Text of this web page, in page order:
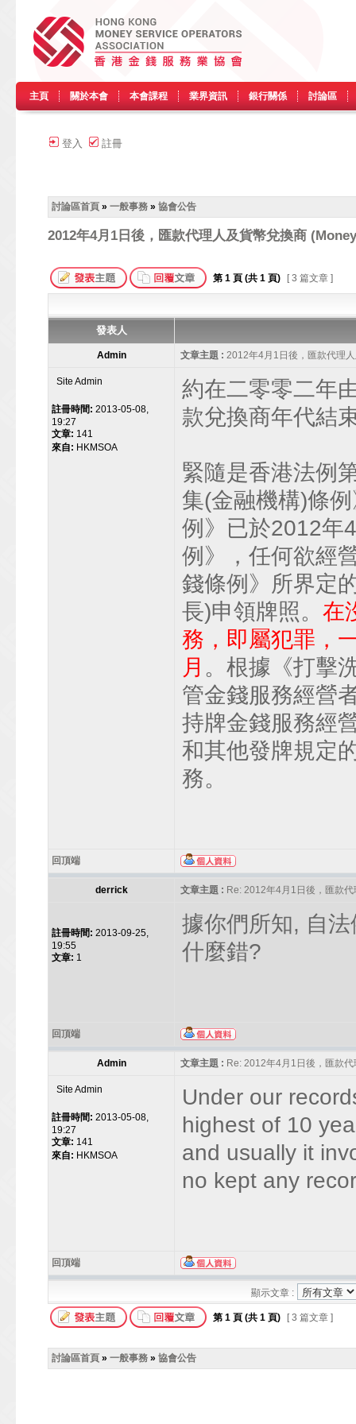
主頁 關於本會 本會課程 業界資訊 銀行關係 討論區
登入 註冊
討論區首頁 » 一般事務 » 協會公告
2012年4月1日後，匯款代理人及貨幣兌換商
第 1 頁 (共 1 頁) [ 3 篇文章 ]
發表人
Admin 文章主題 : 2012年4月1日後，匯款代理
Site Admin
註冊時間: 2013-05-08,
19:27
文章: 141
來自: HKMSOA
約在二零零二年
款兌換商年代結
緊隨是香港法例
集(金融機構)條
例》已於2012年
例》，任何欲經
錢條例》所界定
長)申領牌照。 在
務，即屬犯罪，
月 。根據《打擊
管金錢服務經營
持牌金錢服務經
和其他發牌規定
務。
回頂端
derrick 文章主題 : Re: 2012年4月1日後，匯款
註冊時間: 2013-09-25,
19:55
文章: 1
據你們所知, 自
什麼錯?
回頂端
Admin 文章主題 : Re: 2012年4月1日後，匯款
Site Admin
註冊時間: 2013-05-08,
19:27
文章: 141
來自: HKMSOA
Under our
highest of 10
and usually it
no kept any
回頂端
顯示文章 :
第 1 頁 (共 1 頁) [ 3 篇文章 ]
討論區首頁 » 一般事務 » 協會公告